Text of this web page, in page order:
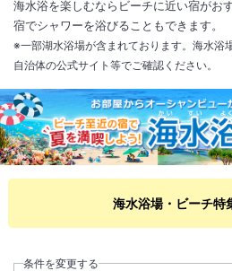
海水浴を楽しむならビーチに近い宿がお
宿でシャワーを浴びることもできます。
※一部湖水浴場が含まれております。海水浴
自治体の公式サイト等でご確認ください。
海水浴場・ビーチ特
条件を変更する